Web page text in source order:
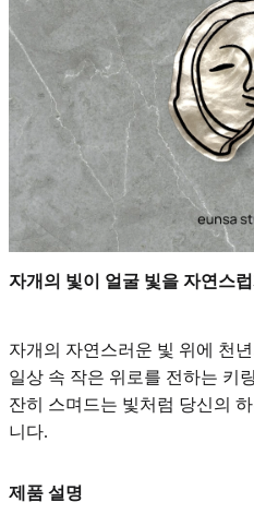
자개의 빛이 얼굴 빛을 자연스
자개의 자연스러운 빛 위에 천
일상 속 작은 위로를 전하는 키
잔히 스며드는 빛처럼 당신의
니다.
제품 설명